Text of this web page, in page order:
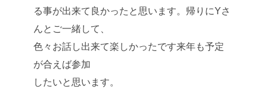
る事が出来て良かったと思います。帰りにYさ
んとご一緒して、
色々お話し出来て楽しかったです来年も予定
が合えば参加
したいと思います。